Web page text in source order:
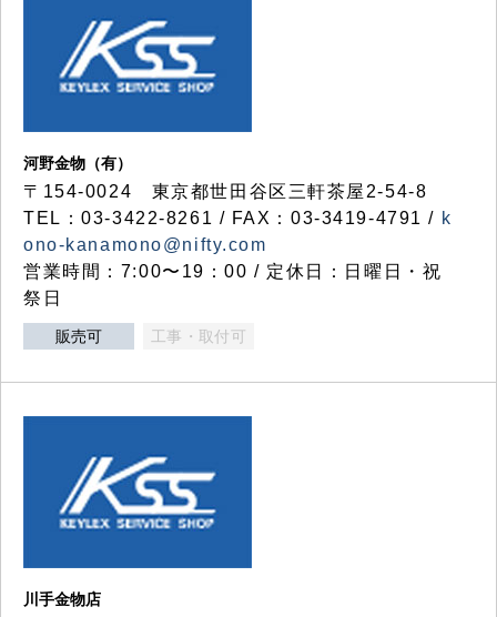
河野金物（有）
〒154-0024 東京都世田谷区三軒茶屋2-54-8
TEL：03-3422-8261 / FAX：03-3419-4791 / k
ono-kanamono@nifty.com
営業時間：7:00〜19：00 / 定休日：日曜日・祝
祭日
販売可 工事・取付可
川手金物店